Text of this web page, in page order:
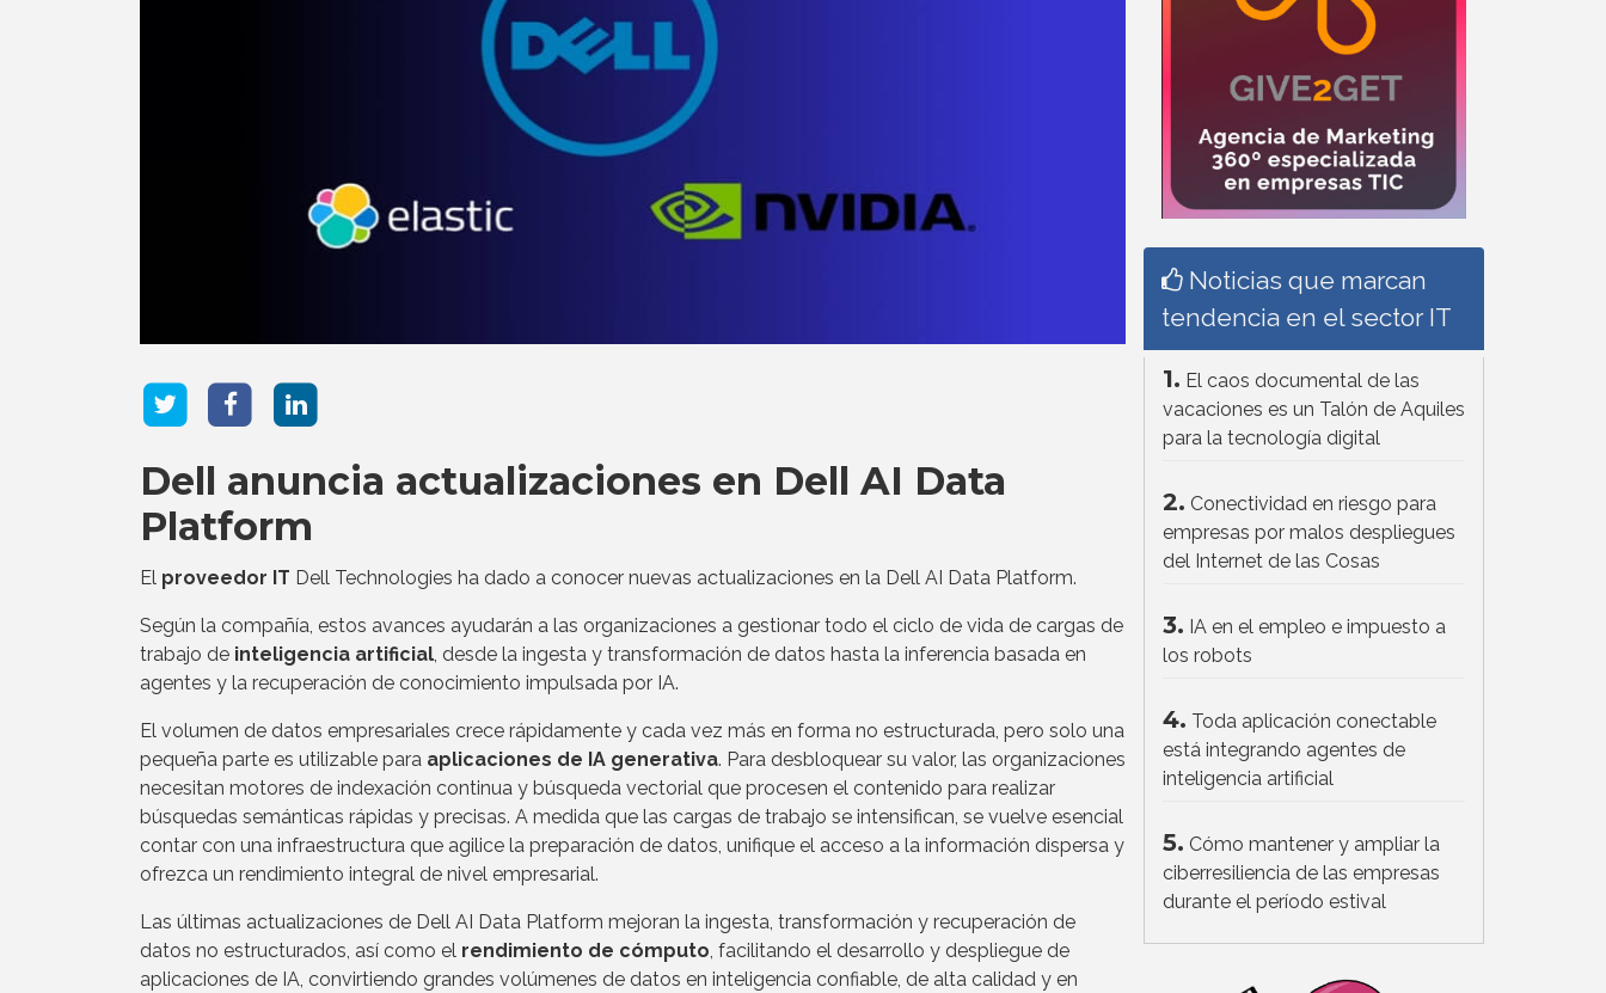
Dell anuncia actualizaciones en Dell AI Data
Platform
El proveedor IT Dell Technologies ha dado a conocer nuevas actualizaciones en la Dell AI Data Platform.
Según la compañía, estos avances ayudarán a las organizaciones a gestionar todo el ciclo de vida de cargas de
trabajo de inteligencia artificial, desde la ingesta y transformación de datos hasta la inferencia basada en
agentes y la recuperación de conocimiento impulsada por IA.
El volumen de datos empresariales crece rápidamente y cada vez más en forma no estructurada, pero solo una
pequeña parte es utilizable para aplicaciones de IA generativa. Para desbloquear su valor, las organizaciones
necesitan motores de indexación continua y búsqueda vectorial que procesen el contenido para realizar
búsquedas semánticas rápidas y precisas. A medida que las cargas de trabajo se intensifican, se vuelve esencial
contar con una infraestructura que agilice la preparación de datos, unifique el acceso a la información dispersa y
ofrezca un rendimiento integral de nivel empresarial.
Las últimas actualizaciones de Dell AI Data Platform mejoran la ingesta, transformación y recuperación de
datos no estructurados, así como el rendimiento de cómputo, facilitando el desarrollo y despliegue de
aplicaciones de IA, convirtiendo grandes volúmenes de datos en inteligencia confiable, de alta calidad y en
Noticias que marcan
tendencia en el sector IT
1. El caos documental de las
vacaciones es un Talón de Aquiles
para la tecnología digital
2. Conectividad en riesgo para
empresas por malos despliegues
del Internet de las Cosas
3. IA en el empleo e impuesto a
los robots
4. Toda aplicación conectable
está integrando agentes de
inteligencia artificial
5. Cómo mantener y ampliar la
ciberresiliencia de las empresas
durante el período estival